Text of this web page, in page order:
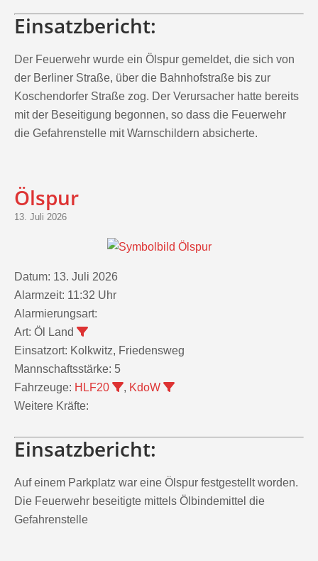
Einsatzbericht:
der Berliner Straße, über die Bahnhofstraße bis zur
Koschendorfer Straße zog. Der Verursacher hatte bereits
mit der Beseitigung begonnen, so dass die Feuerwehr
die Gefahrenstelle mit Warnschildern absicherte.
Ölspur
13. Juli 2026
Alarmzeit:11:32 Uhr
Alarmierungsart:
Art:Öl Land
Einsatzort:Kolkwitz, Friedensweg
Mannschaftsstärke:5
Fahrzeuge: HLF20
Weitere Kräfte:
Einsatzbericht:
Die Feuerwehr beseitigte mittels Ölbindemittel die
Gefahrenstelle